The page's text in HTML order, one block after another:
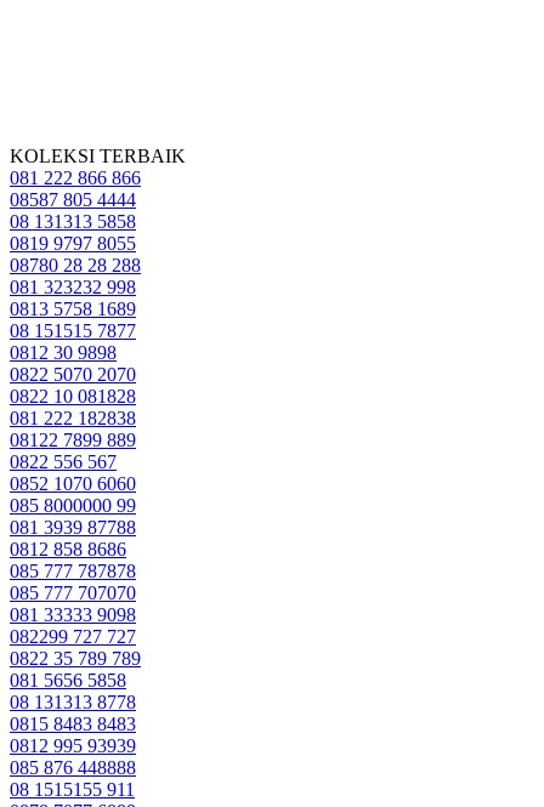
KOLEKSI TERBAIK
081 222 866 866
08587 805 4444
08 131313 5858
0819 9797 8055
08780 28 28 288
081 323232 998
0813 5758 1689
08 151515 7877
0812 30 9898
0822 5070 2070
0822 10 081828
081 222 182838
08122 7899 889
0822 556 567
0852 1070 6060
085 8000000 99
081 3939 87788
0812 858 8686
085 777 787878
085 777 707070
081 33333 9098
082299 727 727
0822 35 789 789
081 5656 5858
08 131313 8778
0815 8483 8483
0812 995 93939
085 876 448888
08 1515155 911